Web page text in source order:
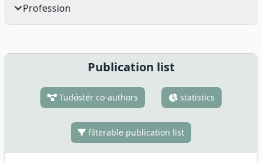
Profession
Publication list
Tudóstér co-authors statistics
filterable publication list